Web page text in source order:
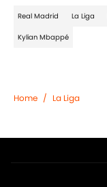
Real Madrid La Liga
Kylian Mbappé
Home / La Liga